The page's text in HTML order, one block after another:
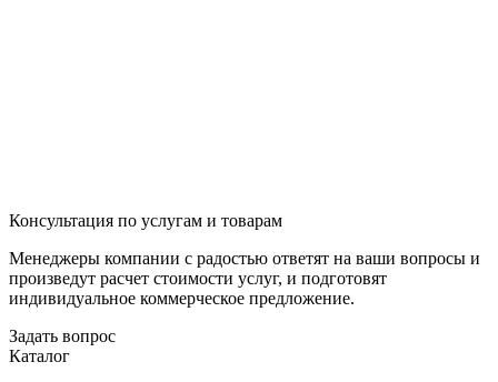
Консультация по услугам и товарам
Менеджеры компании с радостью ответят на ваши вопросы и
произведут расчет стоимости услуг, и подготовят
индивидуальное коммерческое предложение.
Задать вопрос
Каталог